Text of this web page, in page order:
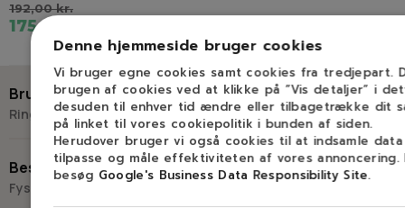
192,00 kr.
175,00 kr.
Brug for hjælp?
Ring eller skriv til Savdoktoren
+45 98 17 27 33
Besøg os
Fysisk butik og kompetencecenter
Denne hjemmeside bruger cookies
Vi bruger egne cookies samt cookies fra tredjepart.
brugen af cookies ved at klikke på ”Vis detaljer” i
desuden til enhver tid ændre eller tilbagetrække dit
på linket til vores cookiepolitik i bunden af siden.
Herudover bruger vi også cookies til at indsamle
tilpasse og måle effektiviteten af vores annoncering.
besøg Google's Business Data Responsibility Site.